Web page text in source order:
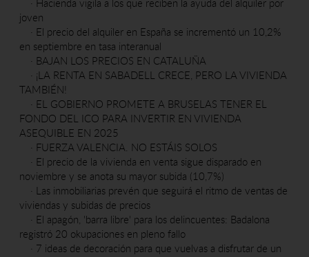
· Hacienda vigila a los que reciben la ayuda del alquiler por
joven
· El precio del alquiler en España se incrementó un 10,2%
en septiembre en tasa interanual
· BAJAN LOS PRECIOS EN CATALUÑA
· ¡LA RENTA EN SABADELL CRECE, PERO LA VIVIENDA
TAMBIÉN!
· EL GOBIERNO PROMETE A BRUSELAS TENER EL
FONDO DEL ICO PARA INVERTIR EN VIVIENDA
ASEQUIBLE EN 2025
· FUERZA VALENCIA. NO ESTÁIS SOLOS
· El precio de la vivienda en venta sigue disparado en
noviembre y se anota su mayor subida (10,7%)
· Las inmobiliarias prevén que seguirá el ritmo de ventas de
viviendas y subidas de precios
· El apagón, 'barra libre' para los delincuentes: Badalona
registró 20 okupaciones en pleno fallo
· 7 ideas de decoración para que vuelvas a disfrutar de un